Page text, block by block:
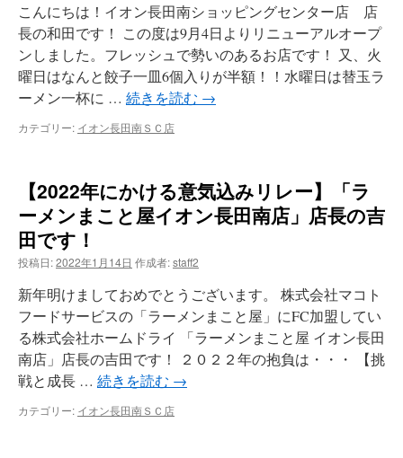
こんにちは！イオン長田南ショッピングセンター店 店
長の和田です！ この度は9月4日よりリニューアルオープ
ンしました。フレッシュで勢いのあるお店です！ 又、火
曜日はなんと餃子一皿6個入りが半額！！水曜日は替玉ラ
ーメン一杯に … 続きを読む →
カテゴリー: イオン長田南ＳＣ店
【2022年にかける意気込みリレー】「ラ
ーメンまこと屋イオン長田南店」店長の吉
田です！
投稿日:2022年1月14日 作成者:staff2
新年明けましておめでとうございます。 株式会社マコト
フードサービスの「ラーメンまこと屋」にFC加盟してい
る株式会社ホームドライ 「ラーメンまこと屋 イオン長田
南店」店長の吉田です！ ２０２２年の抱負は・・・ 【挑
戦と成長 … 続きを読む →
カテゴリー: イオン長田南ＳＣ店